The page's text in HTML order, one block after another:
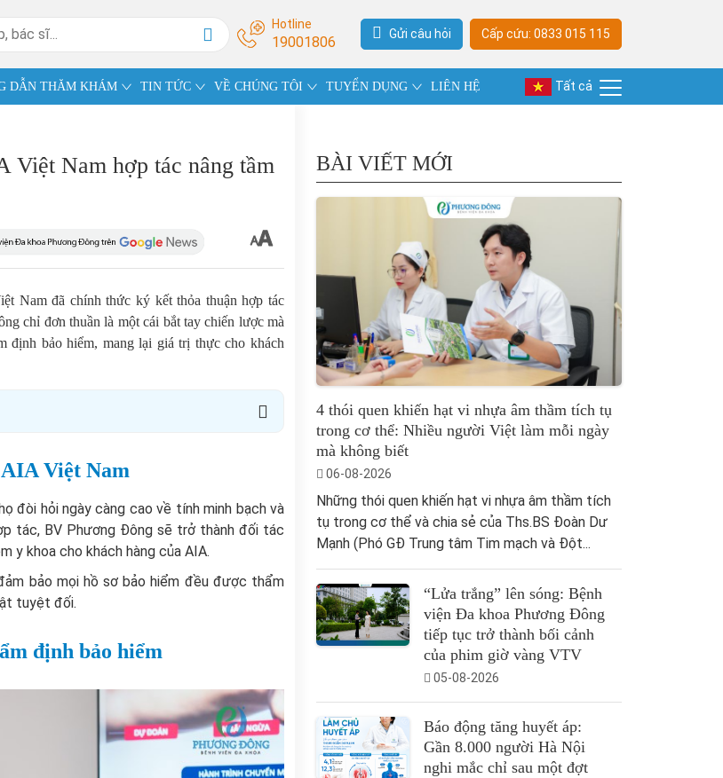
Hotline
19001806 Gửi câu hỏi Cấp cứu: 0833 015 115
DẪN THĂM KHÁM TIN TỨC VỀ CHÚNG TÔI TUYỂN DỤNG LIÊN HỆ Tất cả
Nam hợp tác nâng tầm
Nam đã chính thức ký kết thỏa thuận hợp tác
chỉ đơn thuần là một cái bắt tay chiến lược mà
định bảo hiểm, mang lại giá trị thực cho khách
Việt Nam
đòi hỏi ngày càng cao về tính minh bạch và
tác, BV Phương Đông sẽ trở thành đối tác
y khoa cho khách hàng của AIA.
bảo mọi hồ sơ bảo hiểm đều được thẩm
tuyệt đối.
định bảo hiểm
BÀI VIẾT MỚI
4 thói quen khiến hạt vi nhựa âm thầm tích tụ
trong cơ thể: Nhiều người Việt làm mỗi ngày
mà không biết
06-08-2026
Những thói quen khiến hạt vi nhựa âm thầm tích
tụ trong cơ thể và chia sẻ của Ths.BS Đoàn Dư
Mạnh (Phó GĐ Trung tâm Tim mạch và Đột...
“Lửa trắng” lên sóng: Bệnh
viện Đa khoa Phương Đông
tiếp tục trở thành bối cảnh
của phim giờ vàng VTV
05-08-2026
Báo động tăng huyết áp:
Gần 8.000 người Hà Nội
nghi mắc chỉ sau một đợt